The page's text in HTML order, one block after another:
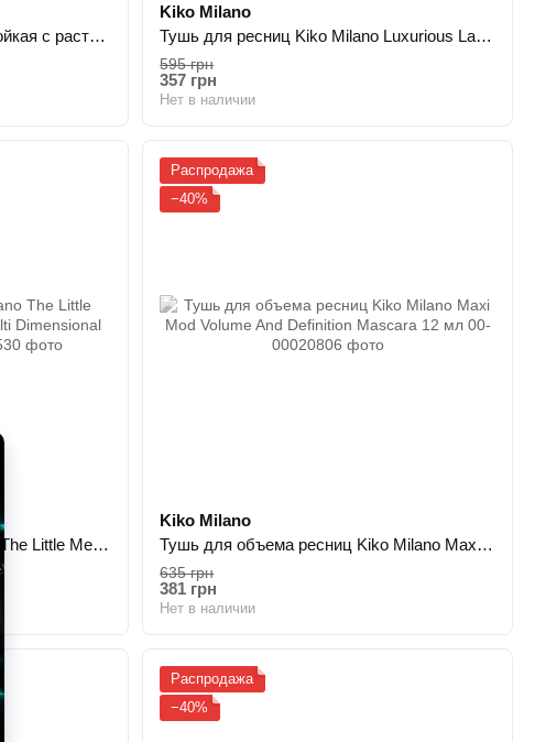
Тушь удлинительная водостойкая с растительным воском Missha The Style 4D Mascara 7 мл
Kiko Milano
Тушь для ресниц Kiko Milano Luxurious Lashes Maxi Volume Brush Mascara 12 мл
595 грн
357 грн
Нет в наличии
Тушь для ресниц Kiko Milano The Little Mermaid 16h Long Lasting Multi Dimensional Mascara 9 мл
Распродажа
−40%
Kiko Milano
Тушь для объема ресниц Kiko Milano Maxi Mod Volume And Definition Mascara 12 мл
635 грн
381 грн
Нет в наличии
Распродажа
−40%